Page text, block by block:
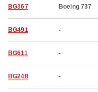
BG367 Boeing 737
BG491 -
BG611 -
BG248 -